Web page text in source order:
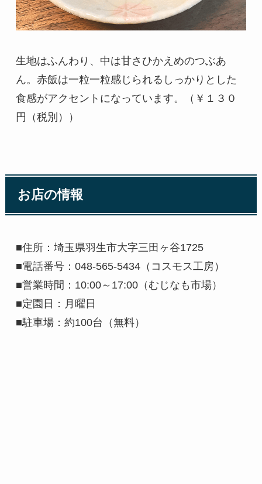
生地はふんわり、中は甘さひかえめのつぶあ
ん。赤飯は一粒一粒感じられるしっかりとした
食感がアクセントになっています。（￥１３０
円（税別））
お店の情報
■住所：埼玉県羽生市大字三田ヶ谷1725
■電話番号：048-565-5434（コスモス工房）
■営業時間：10:00～17:00（むじなも市場）
■定園日：月曜日
■駐車場：約100台（無料）